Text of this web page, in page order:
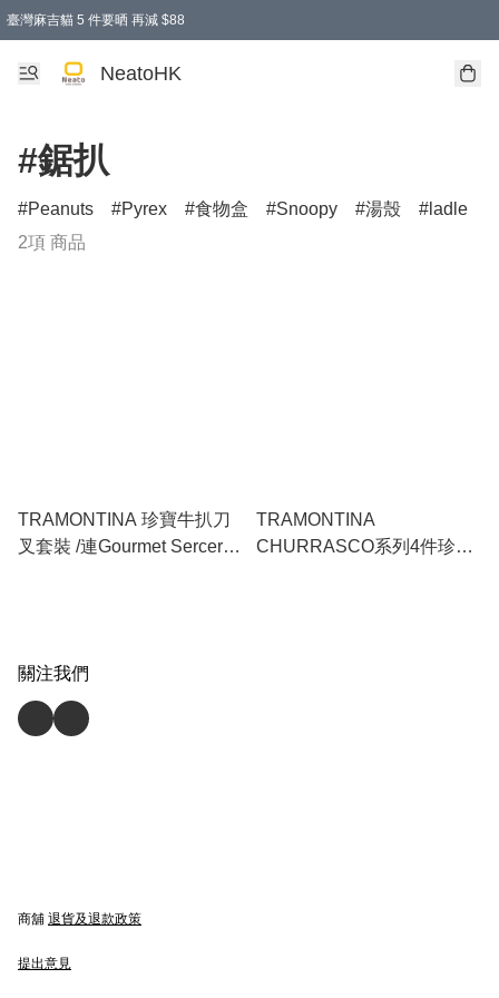
臺灣麻吉貓 5 件要晒 再減 $88
消費即享全單 95 折優惠！
購物滿 HKD 300.00即享免運費優惠！（適用於 特定的送貨方式 )
買麻吉貓廚具套裝免運費
寄送台灣運費滿HKD300 減 HKD50 優惠（不適用於儲物用品及傢俬）
NeatoHK
#鋸扒
Peanuts Pyrex 食物盒 Snoopy 湯殼 ladle
2項 商品
TRAMONTINA 珍寶牛扒刀
叉套裝 /連Gourmet Sercert
TRAMONTINA
CHURRASCO系列4件珍寶
關注我們
商舖 退貨及退款政策
提出意見